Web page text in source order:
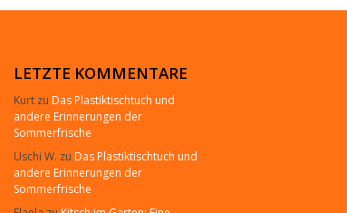
LETZTE KOMMENTARE
Kurtzu Das Plastiktischtuch und
andere Erinnerungen der
Sommerfrische
Uschi W. zu Das Plastiktischtuch und
andere Erinnerungen der
Sommerfrische